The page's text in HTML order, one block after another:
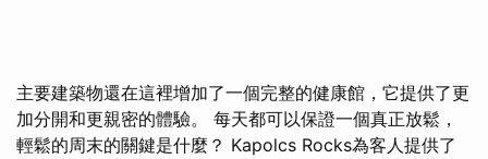
主要建築物還在這裡增加了一個完整的健康館，它提供了更
加分開和更親密的體驗。 每天都可以保證一個真正放鬆，
輕鬆的周末的關鍵是什麼？ Kapolcs Rocks為客人提供了